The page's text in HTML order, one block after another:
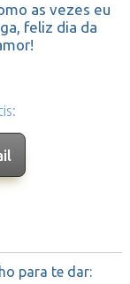
as vezes eu
feliz dia da
para te dar: